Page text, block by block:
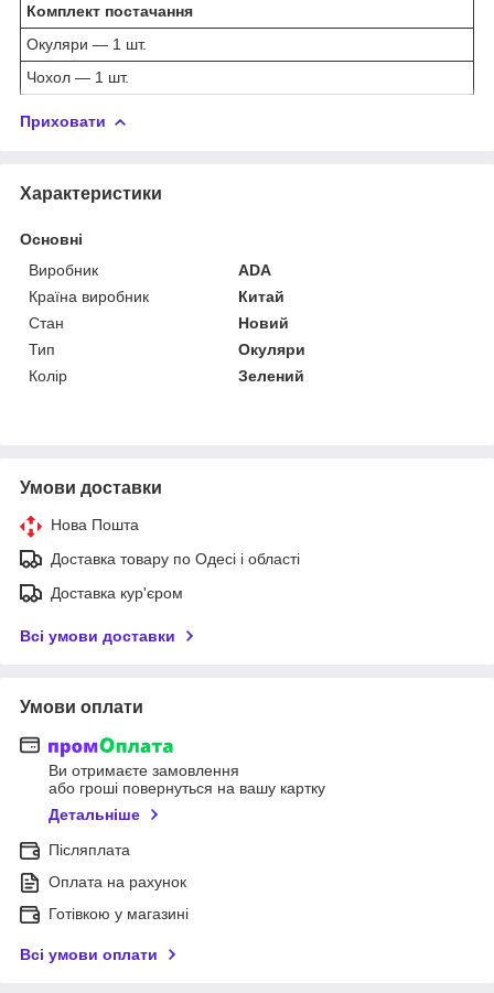
Комплект постачання
Окуляри — 1 шт.
Чохол — 1 шт.
Приховати
Характеристики
Основні
Виробник
ADA
Країна виробник
Китай
Стан
Новий
Тип
Окуляри
Колір
Зелений
Умови доставки
Нова Пошта
Доставка товару по Одесі і області
Доставка кур'єром
Всі умови доставки
Умови оплати
Ви отримаєте замовлення
або гроші повернуться на вашу картку
Детальніше
Післяплата
Оплата на рахунок
Готівкою у магазині
Всі умови оплати